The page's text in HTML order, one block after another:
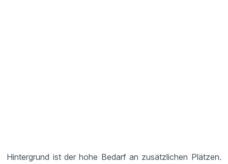
Hintergrund ist der hohe Bedarf an zusätzlichen Plätzen.